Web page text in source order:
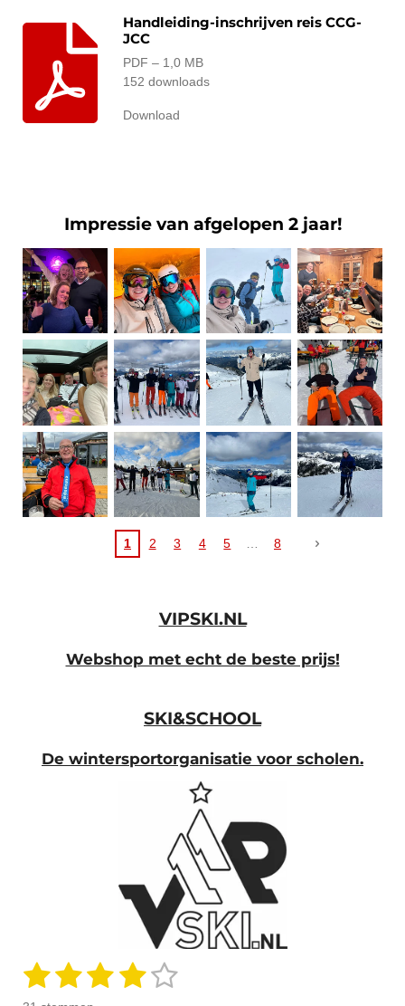
Handleiding-inschrijven reis CCG-
JCC
PDF – 1,0 MB
152 downloads
Download
Impressie van afgelopen 2 jaar!
1 2 3 4 5 8
VIPSKI.NL
Webshop met echt de beste prijs!
SKI&SCHOOL
De wintersportorganisatie voor scholen.
R
a
1 2 3 4 5
S